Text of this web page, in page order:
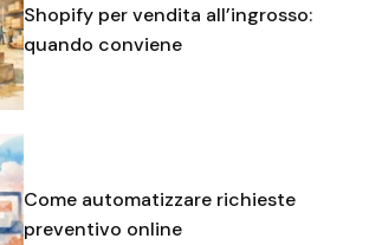
Shopify per vendita all’ingrosso:
quando conviene
Come automatizzare richieste
preventivo online